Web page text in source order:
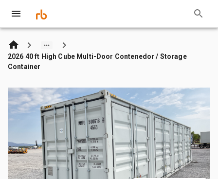
2026 40 ft High Cube Multi-Door Contenedor / Storage
Container